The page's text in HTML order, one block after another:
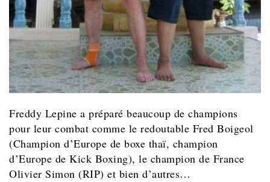
Freddy Lepine a préparé beaucoup de champions
pour leur combat comme le redoutable Fred Boigeol
(Champion d’Europe de boxe thaï, champion
d’Europe de Kick Boxing), le champion de France
Olivier Simon (RIP) et bien d’autres…